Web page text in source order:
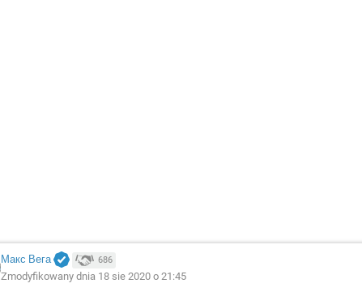
Макс Вега 686
Zmodyfikowany dnia 18 sie 2020 o 21:45